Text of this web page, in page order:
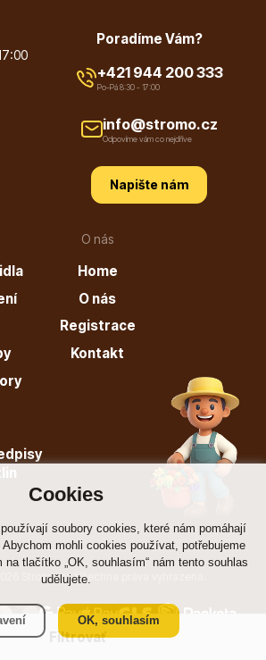
Cookies
soubory cookies, které nám pomáhají
mohli cookies používat, potřebujeme
tlačítko „OK, souhlasím“ nám tento souhlas
udělujete.
OK, souhlasím
Filtrovať
O nás
Home
O nás
Registrace
Kontakt
Poradíme Vám?
+421 944 200 333
Po-Pá 8:30 - 17:00
info@stromo.cz
Odpovíme vám co nejdříve
Napište nám
Stromo.cz Všechna práva vyhrazena.